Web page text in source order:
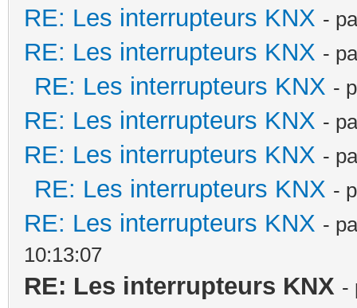
RE: Les interrupteurs KNX -
RE: Les interrupteurs KNX -
RE: Les interrupteurs KNX -
RE: Les interrupteurs KNX -
RE: Les interrupteurs KNX -
RE: Les interrupteurs KNX -
RE: Les interrupteurs KNX -
10:13:07
RE: Les interrupteurs KNX -